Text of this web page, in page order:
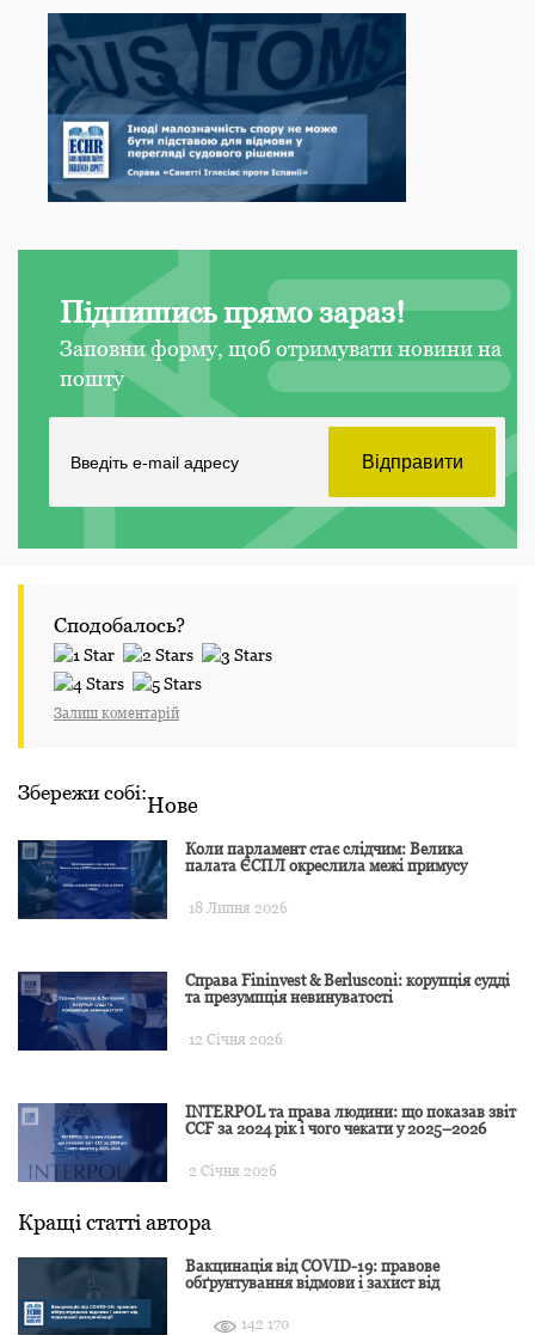
Підпишись прямо зараз!
Заповни форму, щоб отримувати новини на
пошту
Сподобалось?
Залиш коментарій
Збережи собі:Нове
Коли парламент стає слідчим: Велика
палата ЄСПЛ окреслила межі примусу
18 Липня 2026
Справа Fininvest & Berlusconi: корупція судді
та презумпція невинуватості
12 Січня 2026
INTERPOL та права людини: що показав звіт
CCF за 2024 рік і чого чекати у 2025–2026
2 Січня 2026
Кращі статті автора
Вакцинація від COVID-19: правове
обґрунтування відмови і захист від
142 170